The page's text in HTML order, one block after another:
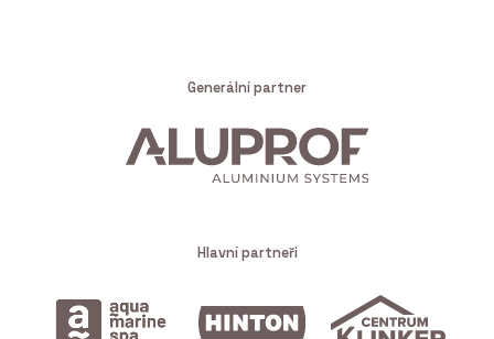
Generální partner
Hlavní partneři